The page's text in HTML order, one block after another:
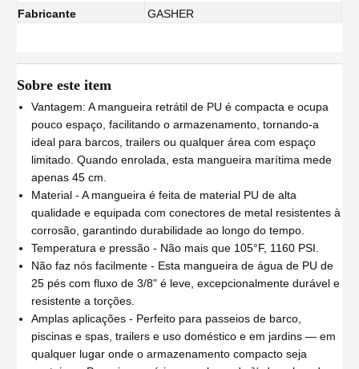
Fabricante
GASHER
Sobre este item
Vantagem: A mangueira retrátil de PU é compacta e ocupa
pouco espaço, facilitando o armazenamento, tornando-a
ideal para barcos, trailers ou qualquer área com espaço
limitado. Quando enrolada, esta mangueira marítima mede
apenas 45 cm.
Material - A mangueira é feita de material PU de alta
qualidade e equipada com conectores de metal resistentes à
corrosão, garantindo durabilidade ao longo do tempo.
Temperatura e pressão - Não mais que 105°F, 1160 PSI.
Não faz nós facilmente - Esta mangueira de água de PU de
25 pés com fluxo de 3/8" é leve, excepcionalmente durável e
resistente a torções.
Amplas aplicações - Perfeito para passeios de barco,
piscinas e spas, trailers e uso doméstico e em jardins — em
qualquer lugar onde o armazenamento compacto seja